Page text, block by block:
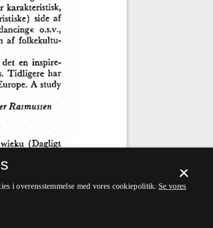
×
i overensstemmelse med vores cookiepolitik. Se vores